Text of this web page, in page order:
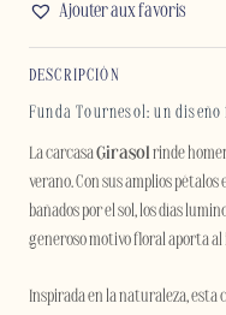
SAMSUNG
cantidad
Ajouter aux favoris
DESCRIPCIÓN
Funda Tournesol: un
La carcasaGirasol rinde
verano. Con sus amplios pétalos
bañados por el sol, los días
generoso motivo floral aporta
Inspirada en la naturaleza,